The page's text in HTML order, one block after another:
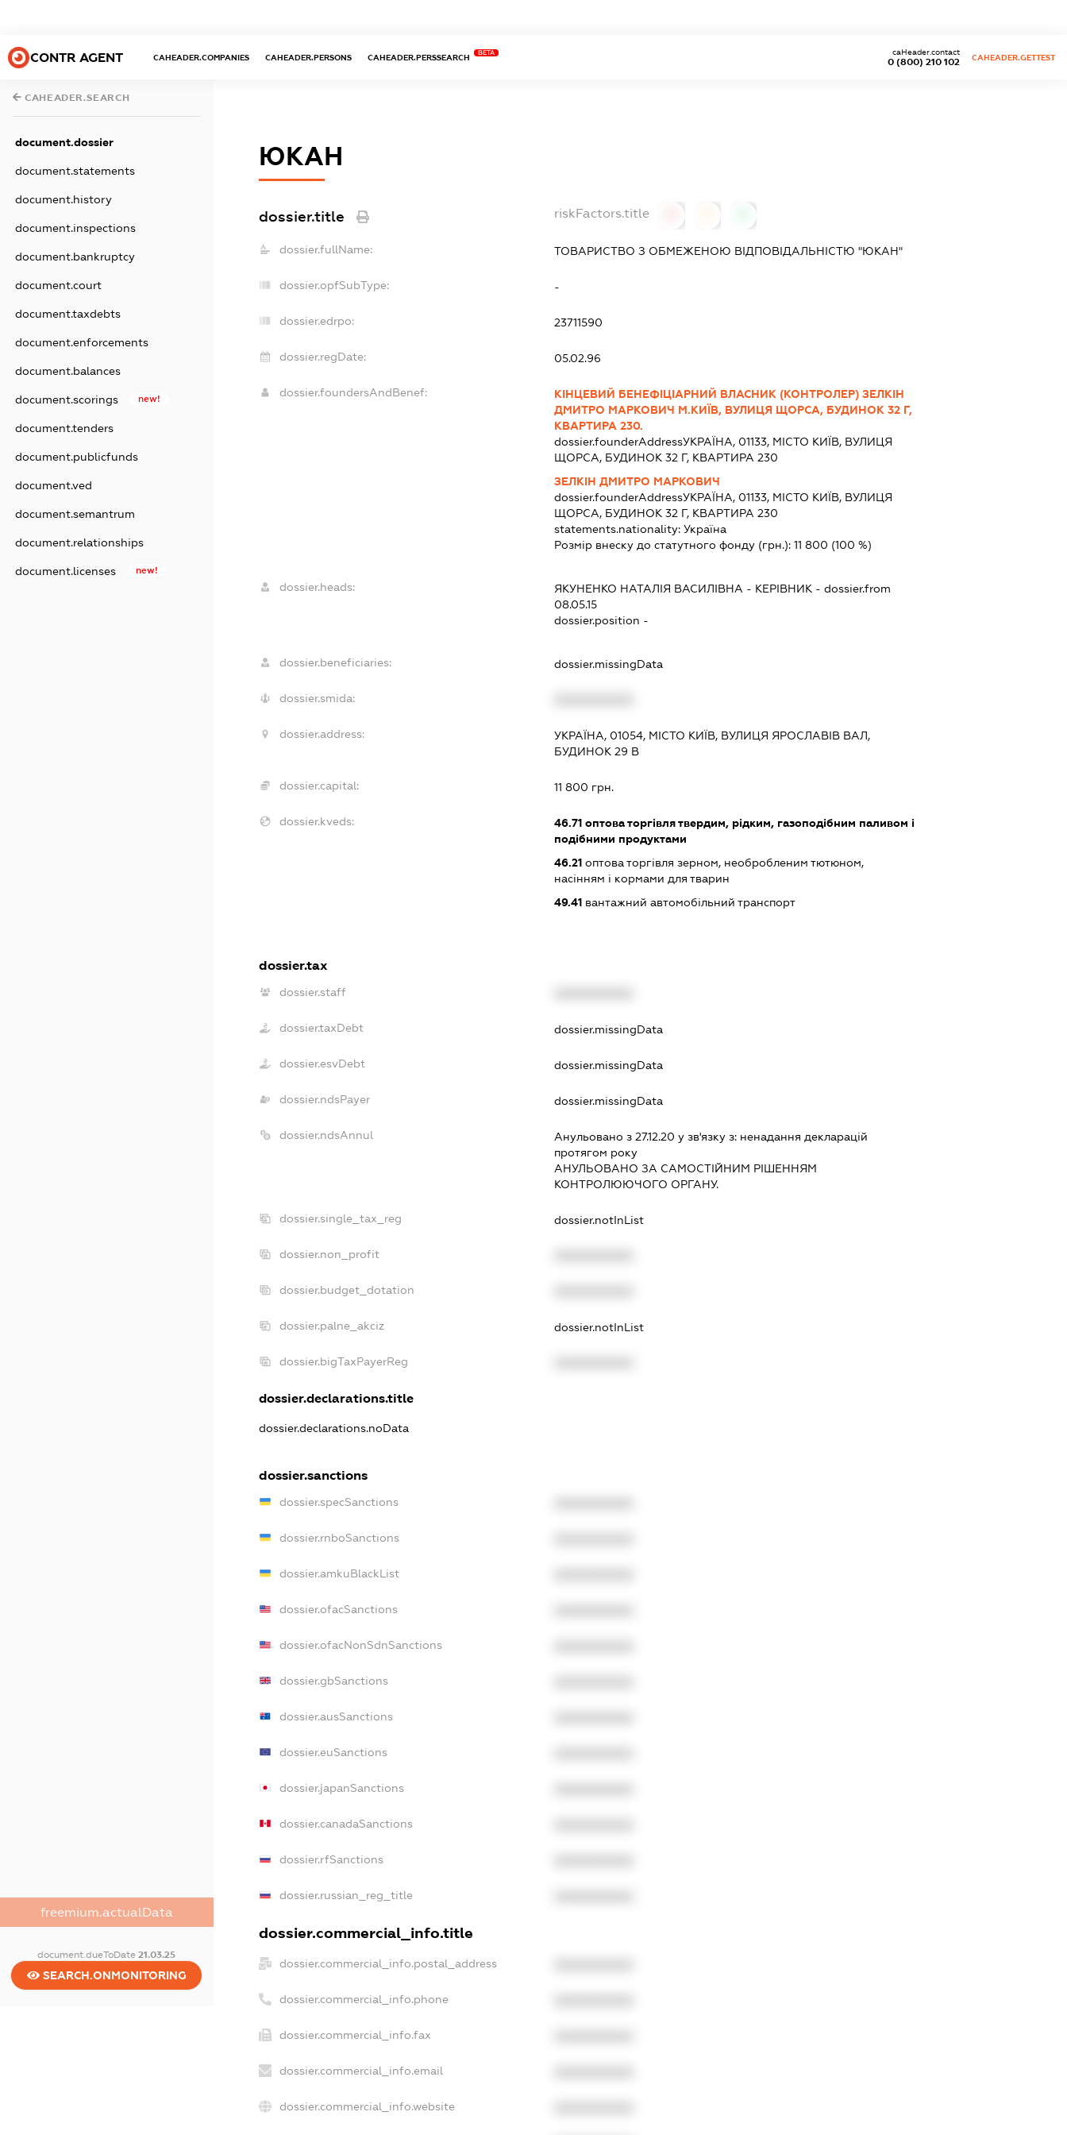
CONTR AGENT CAHEADER.COMPANIES CAHEADER.PERSONS CAHEADER.PERSSEARCH
BETA
0 (800) 210 102
caHeader.contact
CAHEADER.GETTEST
CAHEADER.SEARCH
document.dossier
document.statements
document.history
document.inspections
document.bankruptcy
document.court
document.taxdebts
document.enforcements
document.balances
document.scorings new!
document.tenders
document.publicfunds
document.ved
document.semantrum
document.relationships
document.licenses new!
freemium.actualData
document.dueToDate21.03.25
SEARCH.ONMONITORING
ЮКАН
dossier.title riskFactors.title
dossier.fullName: ТОВАРИСТВО З ОБМЕЖЕНОЮ ВІДПОВІДАЛЬНІСТЮ "ЮКАН"
dossier.opfSubType: -
dossier.edrpo: 23711590
dossier.regDate: 05.02.96
dossier.foundersAndBenef:
КІНЦЕВИЙ БЕНЕФІЦІАРНИЙ ВЛАСНИК (КОНТРОЛЕР) ЗЕЛКІН
ДМИТРО МАРКОВИЧ М.КИЇВ, ВУЛИЦЯ ЩОРСА, БУДИНОК 32 Г,
КВАРТИРА 230.
dossier.founderAddressУКРАЇНА, 01133, МІСТО КИЇВ, ВУЛИЦЯ
ЩОРСА, БУДИНОК 32 Г, КВАРТИРА 230
ЗЕЛКІН ДМИТРО МАРКОВИЧ
dossier.founderAddressУКРАЇНА, 01133, МІСТО КИЇВ, ВУЛИЦЯ
ЩОРСА, БУДИНОК 32 Г, КВАРТИРА 230
statements.nationality: Україна
Розмір внеску до статутного фонду (грн.): 11 800 (100 %)
dossier.heads: ЯКУНЕНКО НАТАЛІЯ ВАСИЛІВНА - КЕРІВНИК - dossier.from
08.05.15
dossier.position -
dossier.beneficiaries: dossier.missingData
dossier.smida:
dossier.address:
УКРАЇНА, 01054, МІСТО КИЇВ, ВУЛИЦЯ ЯРОСЛАВІВ ВАЛ,
БУДИНОК 29 В
dossier.capital: 11 800 грн.
dossier.kveds: 46.71оптова торгівля твердим, рідким, газоподібним паливом і
подібними продуктами
46.21оптова торгівля зерном, необробленим тютюном,
насінням і кормами для тварин
49.41вантажний автомобільний транспорт
dossier.tax
dossier.staff
dossier.taxDebt dossier.missingData
dossier.esvDebt dossier.missingData
dossier.ndsPayer dossier.missingData
dossier.ndsAnnul Анульовано з 27.12.20 у зв'язку з: ненадання декларацiй
протягом року
АНУЛЬОВАНО ЗА САМОСТIЙНИМ РIШЕННЯМ
КОНТРОЛЮЮЧОГО ОРГАНУ.
dossier.single_tax_reg dossier.notInList
dossier.non_profit
dossier.budget_dotation
dossier.palne_akciz dossier.notInList
dossier.bigTaxPayerReg
dossier.declarations.title
dossier.declarations.noData
dossier.sanctions
dossier.specSanctions
dossier.rnboSanctions
dossier.amkuBlackList
dossier.ofacSanctions
dossier.ofacNonSdnSanctions
dossier.gbSanctions
dossier.ausSanctions
dossier.euSanctions
dossier.japanSanctions
dossier.canadaSanctions
dossier.rfSanctions
dossier.russian_reg_title
dossier.commercial_info.title
dossier.commercial_info.postal_address
dossier.commercial_info.phone
dossier.commercial_info.fax
dossier.commercial_info.email
dossier.commercial_info.website